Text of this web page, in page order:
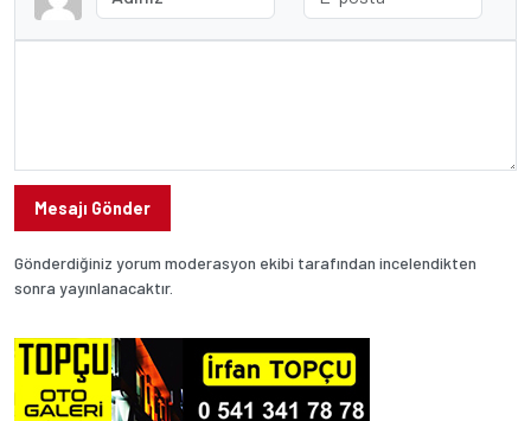
Mesajı Gönder
Gönderdiğiniz yorum moderasyon ekibi tarafından incelendikten
sonra yayınlanacaktır.